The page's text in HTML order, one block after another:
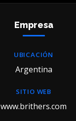
Empresa
UBICACIÓN
Argentina
SITIO WEB
www.brithers.com